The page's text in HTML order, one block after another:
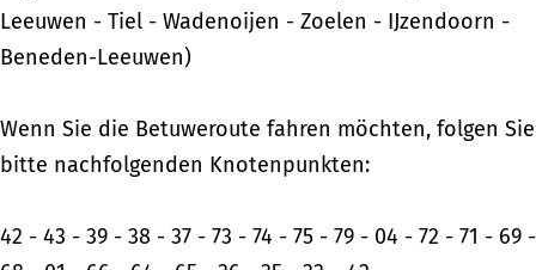
Leeuwen - Tiel - Wadenoijen - Zoelen - IJzendoorn -
Beneden-Leeuwen)
Wenn Sie die Betuweroute fahren möchten, folgen Sie
bitte nachfolgenden Knotenpunkten:
42 - 43 - 39 - 38 - 37 - 73 - 74 - 75 - 79 - 04 - 72 - 71 - 69 -